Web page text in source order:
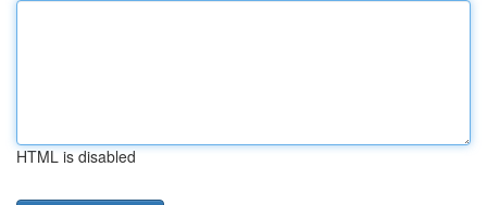
HTML is disabled